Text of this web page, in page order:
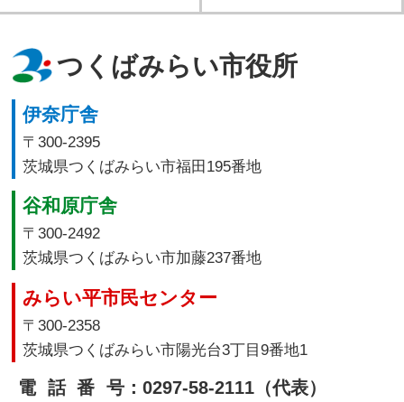
つくばみらい市役所
伊奈庁舎
〒300-2395
茨城県つくばみらい市福田195番地
谷和原庁舎
〒300-2492
茨城県つくばみらい市加藤237番地
みらい平市民センター
〒300-2358
茨城県つくばみらい市陽光台3丁目9番地1
電話番号：0297-58-2111（代表）